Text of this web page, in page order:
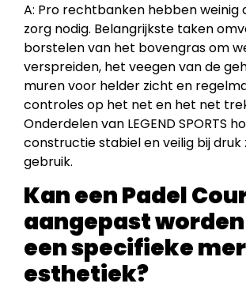
A: Pro rechtbanken hebben weinig
zorg nodig. Belangrijkste taken
borstelen van het bovengras om
verspreiden, het veegen van de
muren voor helder zicht en
controles op het net en het net
Onderdelen van LEGEND SPORTS
constructie stabiel en veilig bij druk
gebruik.
Kan een Padel
aangepast
een specifieke
esthetiek?